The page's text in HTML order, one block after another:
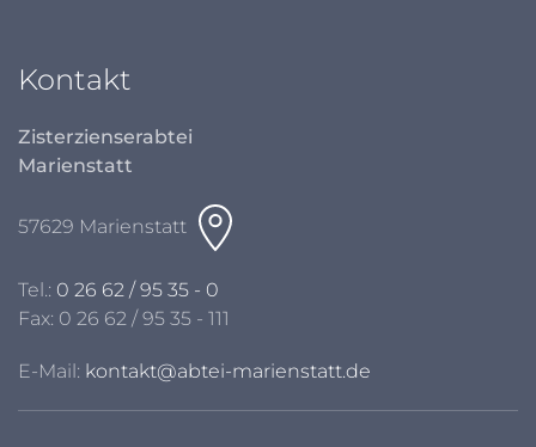
Kontakt
Zisterzienserabtei
Marienstatt
57629 Marienstatt
Tel.: 0 26 62 / 95 35 - 0
Fax: 0 26 62 / 95 35 - 111
E-Mail: kontakt@abtei-marienstatt.de